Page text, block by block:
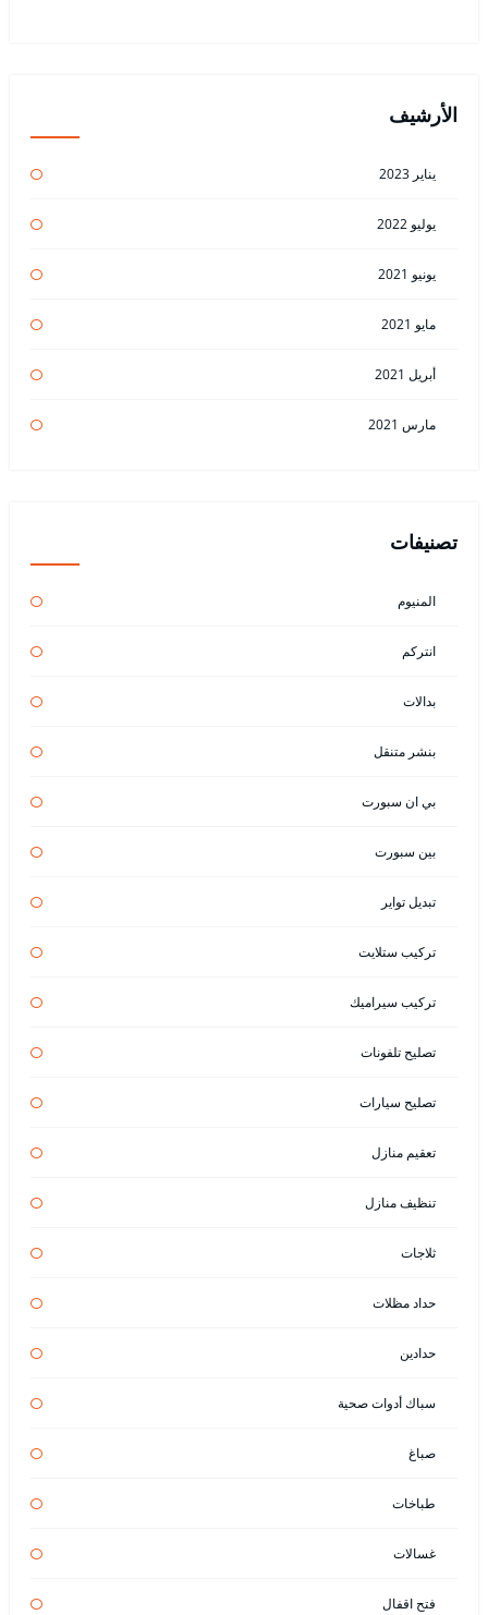
الأرشيف
يناير 2023
يوليو 2022
يونيو 2021
مايو 2021
أبريل 2021
مارس 2021
تصنيفات
المنيوم
انتركم
بدالات
بنشر متنقل
بي ان سبورت
بين سبورت
تبديل تواير
تركيب ستلايت
تركيب سيراميك
تصليح تلفونات
تصليح سيارات
تعقيم منازل
تنظيف منازل
ثلاجات
حداد مظلات
حدادين
سباك أدوات صحية
صباغ
طباخات
غسالات
فتح اقفال